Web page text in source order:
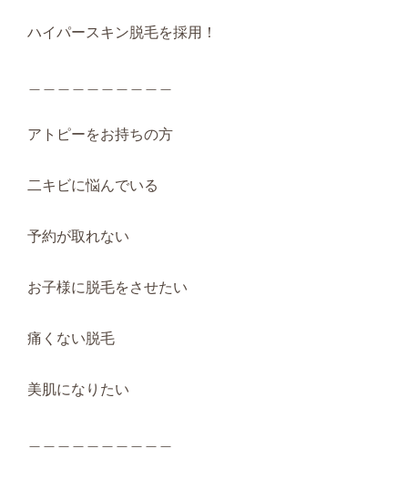
ハイパースキン脱毛を採用！
アトピーをお持ちの方
二キビに悩んでいる
予約が取れない
お子様に脱毛をさせたい
痛くない脱毛
美肌になりたい